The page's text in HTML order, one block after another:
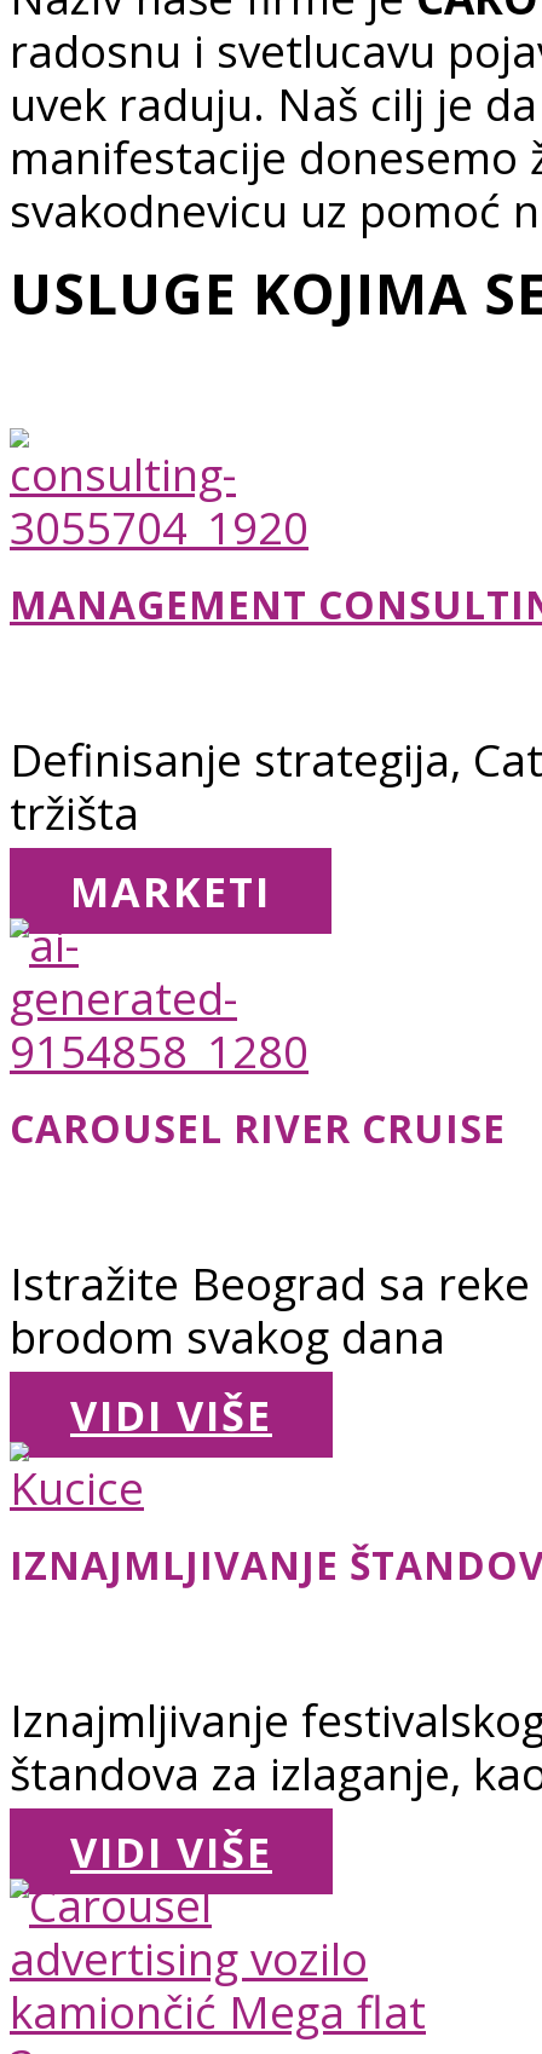
radosnu i svetlucavu
uvek raduju. Naš cilj je
manifestacije donesemo
svakodnevicu uz pomoć
USLUGE KOJIMA
MANAGEMENT
Definisanje strategija,
tržišta
MARKETI
CAROUSEL RIVER CRUISE
Istražite Beograd sa
brodom svakog dana
VIDI VIŠE
IZNAJMLJIVANJE
Iznajmljivanje
štandova za izlaganje,
VIDI VIŠE